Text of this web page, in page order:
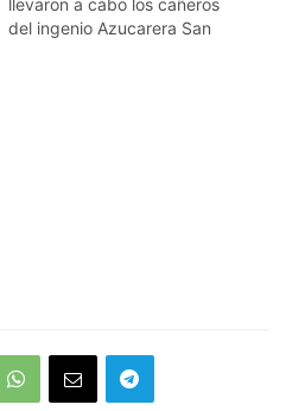
llevaron a cabo los cañeros
del ingenio Azucarera San